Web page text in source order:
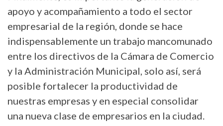
apoyo y acompañamiento a todo el sector
empresarial de la región, donde se hace
indispensablemente un trabajo mancomunado
entre los directivos de la Cámara de Comercio
y la Administración Municipal, solo así, será
posible fortalecer la productividad de
nuestras empresas y en especial consolidar
una nueva clase de empresarios en la ciudad.